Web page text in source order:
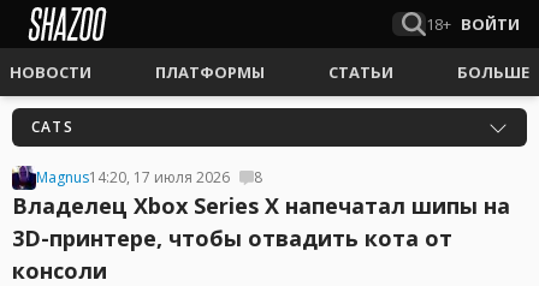
18+ ВОЙТИ
НОВОСТИ ПЛАТФОРМЫ СТАТЬИ БОЛЬШЕ
CATS
Magnus14:20, 17 июля 2026 8
Владелец Xbox Series X напечатал шипы на
3D-принтере, чтобы отвадить кота от
консоли